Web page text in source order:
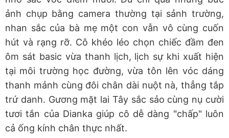
ảnh chụp bằng camera thường tại sảnh trường,
nhan sắc của bà mẹ một con vẫn vô cùng cuốn
hút và rạng rỡ. Cô khéo léo chọn chiếc đầm đen
ôm sát basic vừa thanh lịch, lịch sự khi xuất hiện
tại môi trường học đường, vừa tôn lên vóc dáng
thanh mảnh cùng đôi chân dài nuột nà, thẳng tắp
trứ danh. Gương mặt lai Tây sắc sảo cùng nụ cười
tươi tắn của Dianka giúp cô dễ dàng "chấp" luôn
cả ống kính chân thực nhất.